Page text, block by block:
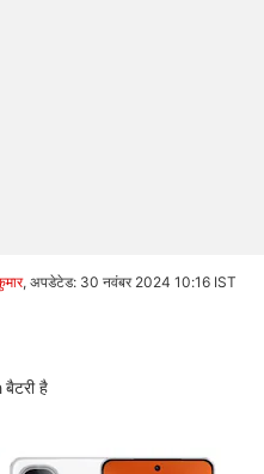
, अपडेटेड: 30 नवंबर 2024 10:16 IST
है